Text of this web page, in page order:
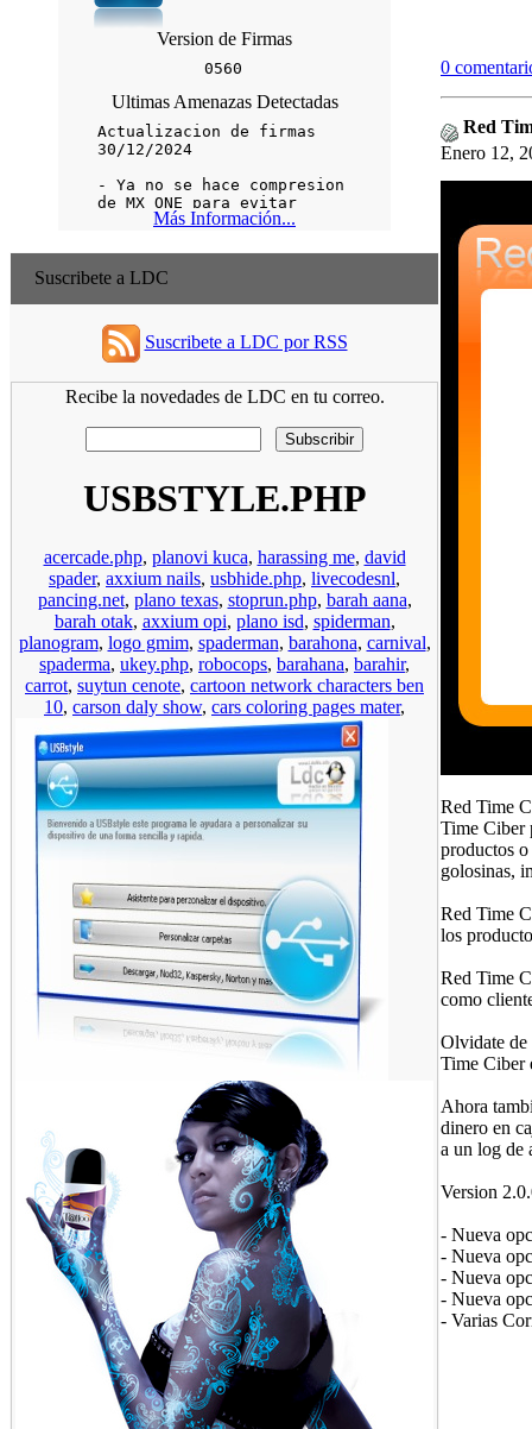
Version de Firmas
Ultimas Amenazas Detectadas
Más Información...
Suscribete a LDC
Suscribete a LDC por RSS
Recibe la novedades de LDC en tu correo.
USBSTYLE.PHP
acercade.php, planovi kuca, harassing me, david
spader, axxium nails, usbhide.php, livecodesnl,
pancing.net, plano texas, stoprun.php, barah aana,
barah otak, axxium opi, plano isd, spiderman,
planogram, logo gmim, spaderman, barahona, carnival,
spaderma, ukey.php, robocops, barahana, barahir,
carrot, suytun cenote, cartoon network characters ben
10, carson daly show, cars coloring pages mater,
0
Red
Enero 12,
Red Time
Time Ciber
productos
golosinas,
Red Time
los
Red Time
como
Olvidate de
Time Ciber
Ahora
dinero en
a un log de
Version
- Nueva
- Nueva
- Nueva
- Nueva
- Varias